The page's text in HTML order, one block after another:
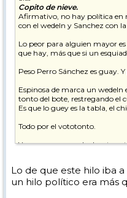
Copito de nieve.
Afirmativo, no hay política en
con el wedeln y Sanchez con
Lo peor para alguien mayor
que hay, más que si un
Peso Perro Sánchez es guay.
Espinosa de marca un wedeln
tonto del bote, restregando el
Es que lo guey es la tabla, el
Todo por el vototonto.
Yo no me sorprendo de esta
van en wedeln.
Las cosas evolucionan,
Lo de que este hilo iba
un hilo político era más